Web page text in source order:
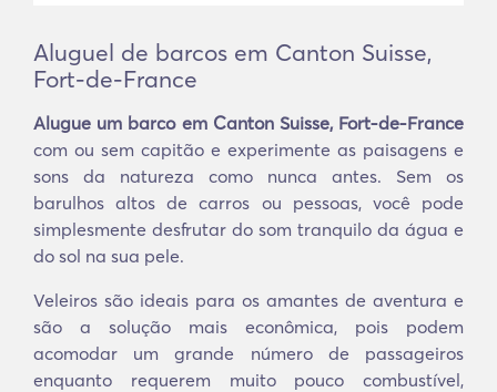
Aluguel de barcos em Canton Suisse,
Fort-de-France
Alugue um barco em Canton Suisse, Fort-de-France
com ou sem capitão e experimente as paisagens e
sons da natureza como nunca antes. Sem os
barulhos altos de carros ou pessoas, você pode
simplesmente desfrutar do som tranquilo da água e
do sol na sua pele.
Veleiros são ideais para os amantes de aventura e
são a solução mais econômica, pois podem
acomodar um grande número de passageiros
enquanto requerem muito pouco combustível,